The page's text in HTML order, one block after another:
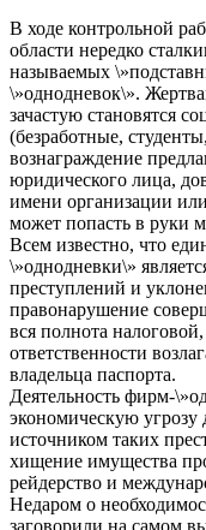
В ходе контрольной
области нередко
называемых
\»однодневок\».
зачастую становятся
(безработные,
вознаграждение
юридического лица,
имени организации
может попасть в руки
Всем известно, что
\»однодневки\»
преступлений и
правонарушение
вся полнота
ответственности
владельца паспорта.
Деятельность фирм-
экономическую угрозу
источником таких
хищение имущества
рейдерство и
Недаром о
заговорили на самом